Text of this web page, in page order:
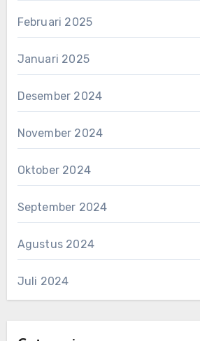
Februari 2025
Januari 2025
Desember 2024
November 2024
Oktober 2024
September 2024
Agustus 2024
Juli 2024